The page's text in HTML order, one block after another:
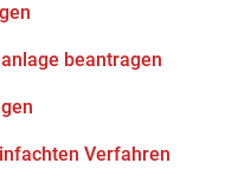
beantragen
Verfahren